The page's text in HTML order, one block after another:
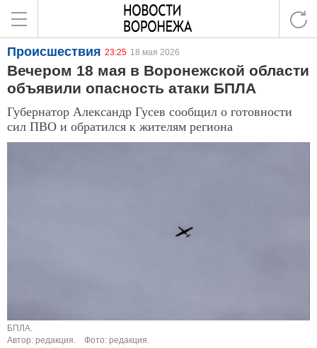
Происшествия 23:25 18 мая 2026
Вечером 18 мая в Воронежской области
объявили опасность атаки БПЛА
Губернатор Александр Гусев сообщил о готовности
сил ПВО и обратился к жителям региона
БПЛА.
Автор: редакция.
Фото: редакция.